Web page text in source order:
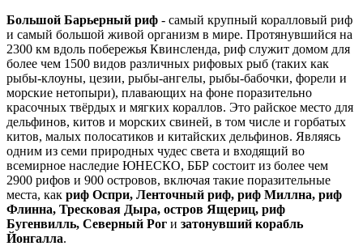
Большой Барьерный риф - самый крупный коралловый риф
и самый большой живой организм в мире. Протянувшийся на
2300 км вдоль побережья Квинсленда, риф служит домом для
более чем 1500 видов различных рифовых рыб (таких как
рыбы-клоуны, цезии, рыбы-ангелы, рыбы-бабочки, форели и
морские нетопыри), плавающих на фоне поразительно
красочных твёрдых и мягких кораллов. Это райское место для
дельфинов, китов и морских свиней, в том числе и горбатых
китов, малых полосатиков и китайских дельфинов. Являясь
одним из семи природных чудес света и входящий во
всемирное наследие ЮНЕСКО, ББР состоит из более чем
2900 рифов и 900 островов, включая такие поразительные
места, как риф Оспри, Ленточный риф, риф Миллна, риф
Флинна, Тресковая Дыра, остров Ящериц, риф
Бугенвилль, Северный Рог и затонувший корабль
Йонгалла.